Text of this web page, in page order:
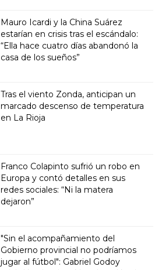
Mauro Icardi y la China Suárez
estarían en crisis tras el escándalo:
“Ella hace cuatro días abandonó la
casa de los sueños”
Tras el viento Zonda, anticipan un
marcado descenso de temperatura
en La Rioja
Franco Colapinto sufrió un robo en
Europa y contó detalles en sus
redes sociales: “Ni la matera
dejaron”
"Sin el acompañamiento del
Gobierno provincial no podríamos
jugar al fútbol": Gabriel Godoy